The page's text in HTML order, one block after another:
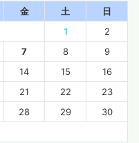
金 土
日
1
2
7 8
9
14 15
16
21 22
23
28 29
30